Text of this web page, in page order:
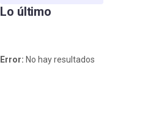
Lo último
Error: No hay resultados